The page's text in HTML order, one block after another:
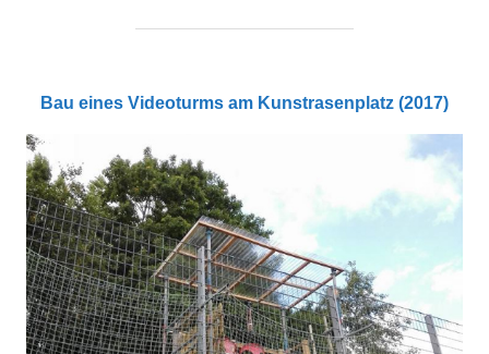
Bau eines Videoturms am Kunstrasenplatz (2017)